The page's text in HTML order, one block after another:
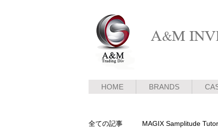
A&M
HOME BRANDS
全ての記事 MAGIX Samplitude